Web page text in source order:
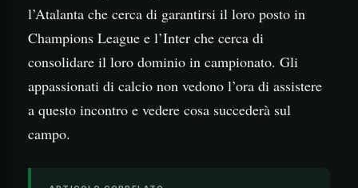
l’Atalanta che cerca di garantirsi il loro posto in
Champions League e l’Inter che cerca di
consolidare il loro dominio in campionato. Gli
appassionati di calcio non vedono l’ora di assistere
a questo incontro e vedere cosa succederà sul
campo.